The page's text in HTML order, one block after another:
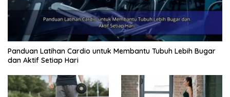
Panduan Latihan Cardio untuk Membantu Tubuh Lebih Bugar
dan Aktif Setiap Hari